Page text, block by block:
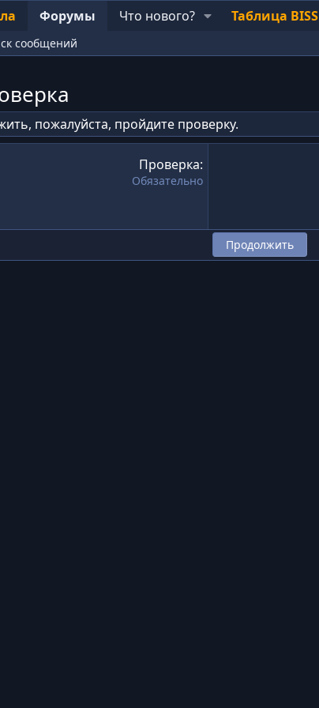
Форумы Что нового? Таблица BISS
сообщений
пожалуйста, пройдите проверку.
Проверка
Обязательно
Продолжить